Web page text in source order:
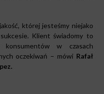
której jesteśmy niejako
Klient świadomy to
konsumentów w czasach
oczekiwań – mówi Rafał
.